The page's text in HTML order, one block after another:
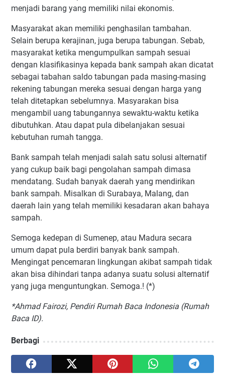
menjadi barang yang memiliki nilai ekonomis.
Masyarakat akan memiliki penghasilan tambahan.
Selain berupa kerajinan, juga berupa tabungan. Sebab,
masyarakat ketika mengumpulkan sampah sesuai
dengan klasifikasinya kepada bank sampah akan dicatat
sebagai tabahan saldo tabungan pada masing-masing
rekening tabungan mereka sesuai dengan harga yang
telah ditetapkan sebelumnya. Masyarakan bisa
mengambil uang tabungannya sewaktu-waktu ketika
dibutuhkan. Atau dapat pula dibelanjakan sesuai
kebutuhan rumah tangga.
Bank sampah telah menjadi salah satu solusi alternatif
yang cukup baik bagi pengolahan sampah dimasa
mendatang. Sudah banyak daerah yang mendirikan
bank sampah. Misalkan di Surabaya, Malang, dan
daerah lain yang telah memiliki kesadaran akan bahaya
sampah.
Semoga kedepan di Sumenep, atau Madura secara
umum dapat pula berdiri banyak bank sampah.
Mengingat pencemaran lingkungan akibat sampah tidak
akan bisa dihindari tanpa adanya suatu solusi alternatif
yang juga menguntungkan. Semoga.! (*)
*Ahmad Fairozi, Pendiri Rumah Baca Indonesia (Rumah
Baca ID).
Berbagi